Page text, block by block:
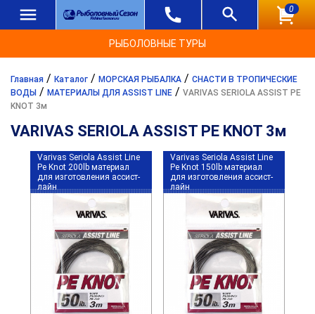
0
РЫБОЛОВНЫЕ ТУРЫ
Главная / Каталог / МОРСКАЯ РЫБАЛКА / СНАСТИ В ТРОПИЧЕСКИЕ
ВОДЫ / МАТЕРИАЛЫ ДЛЯ ASSIST LINE / VARIVAS SERIOLA ASSIST PE
KNOT 3м
VARIVAS SERIOLA ASSIST PE KNOT 3м
Varivas Seriola Assist Line
Pe Knot 200lb материал
для изготовления ассист-
лайн
Varivas Seriola Assist Line
Pe Knot 150lb материал
для изготовления ассист-
лайн